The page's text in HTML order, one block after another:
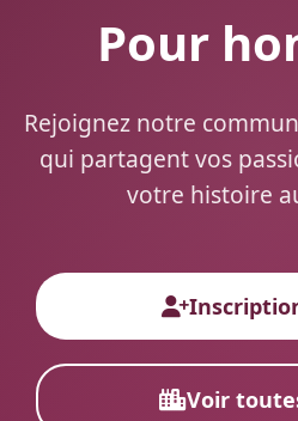
Pour
Rejoignez notre
qui partagent vos
votre histoire
Voir